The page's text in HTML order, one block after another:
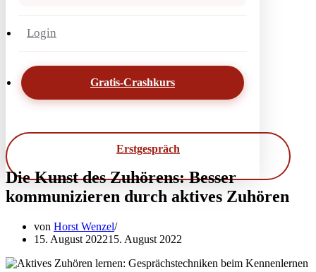
Login
Gratis-Crashkurs
Erstgespräch
Die Kunst des Zuhörens: Besser
kommunizieren durch aktives Zuhören
von Horst Wenzel
15. August 202215. August 2022